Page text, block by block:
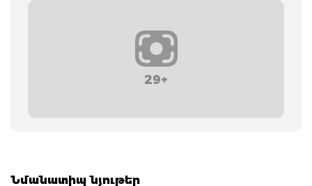
29+
Նմանատիպ նյութեր